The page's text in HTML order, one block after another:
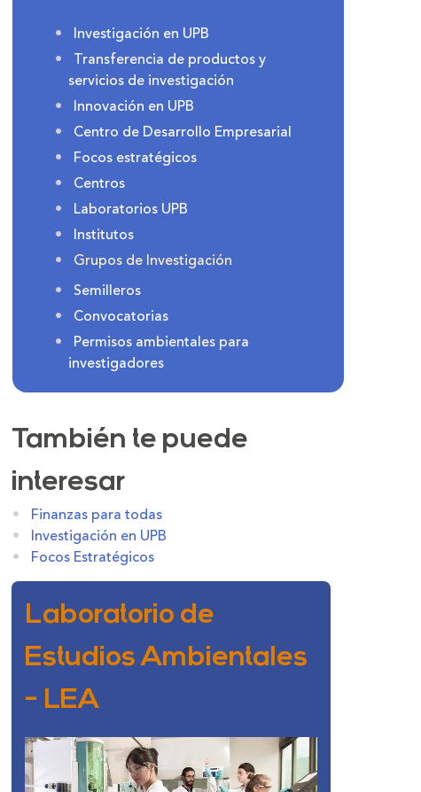
Investigación en UPB
Transferencia de productos y
servicios de investigación
Innovación en UPB
Centro de Desarrollo Empresarial
Focos estratégicos
Centros
Laboratorios UPB
Institutos
Grupos de Investigación
Semilleros
Convocatorias
Permisos ambientales para
investigadores
También te puede
interesar
Finanzas para todas
Investigación en UPB
Focos Estratégicos
Laboratorio de
Estudios Ambientales
- LEA